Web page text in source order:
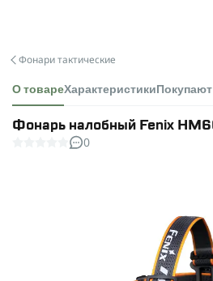
Фонари тактические
О товареХарактеристики
Фонарь налобный Fenix
0